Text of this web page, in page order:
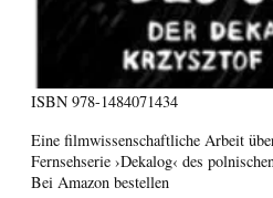
ISBN 978-1484071434
Eine filmwissenschaftliche Arbeit
Fernsehserie ›Dekalog‹ des
Bei Amazon bestellen